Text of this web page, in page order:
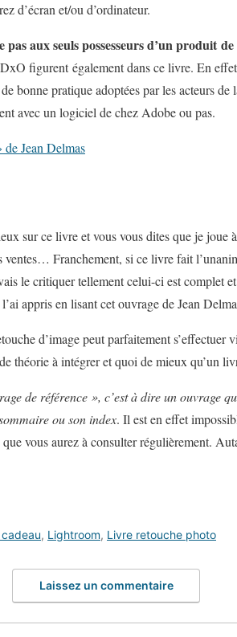
d’écran et/ou d’ordinateur.
pas aux seuls possesseurs d’un produit
figurent également dans ce livre. En
bonne pratique adoptées par les acteurs
avec un logiciel de chez Adobe ou pas.
Jean Delmas
sur ce livre et vous vous dites que je joue
Franchement, si ce livre fait
le critiquer tellement celui-ci est complet
appris en lisant cet ouvrage de Jean
d’image peut parfaitement s’effectuer
théorie à intégrer et quoi de mieux qu’un
de référence », c’est à dire un ouvrage
ou son index. Il est en effet
vous aurez à consulter régulièrement.
, Lightroom, Livre retouche photo
Laissez un commentaire